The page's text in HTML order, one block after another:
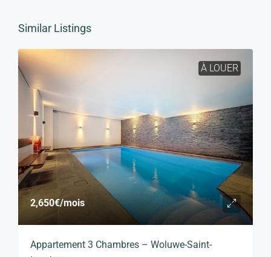
Similar Listings
À LOUER
2,650€/mois
Appartement 3 Chambres – Woluwe-Saint-